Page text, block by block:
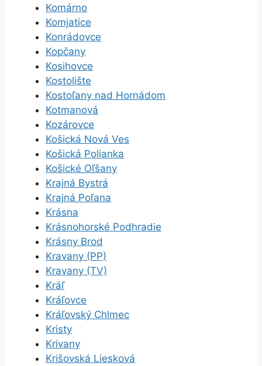
Komárno
Komjatice
Konrádovce
Kopčany
Kosihovce
Kostolište
Kostoľany nad Hornádom
Kotmanová
Kozárovce
Košická Nová Ves
Košická Polianka
Košické Oľšany
Krajná Bystrá
Krajná Poľana
Krásna
Krásnohorské Podhradie
Krásny Brod
Kravany (PP)
Kravany (TV)
Kráľ
Kráľovce
Kráľovský Chlmec
Kristy
Krivany
Krišovská Liesková